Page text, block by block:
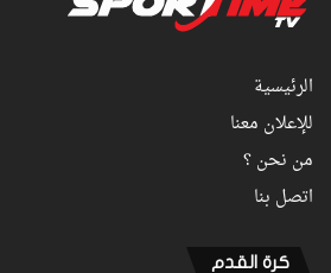
الرئيسية
للإعلان معنا
من نحن ؟
اتصل بنا
كرة القدم